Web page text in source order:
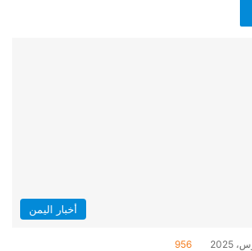
أخبار اليمن
956